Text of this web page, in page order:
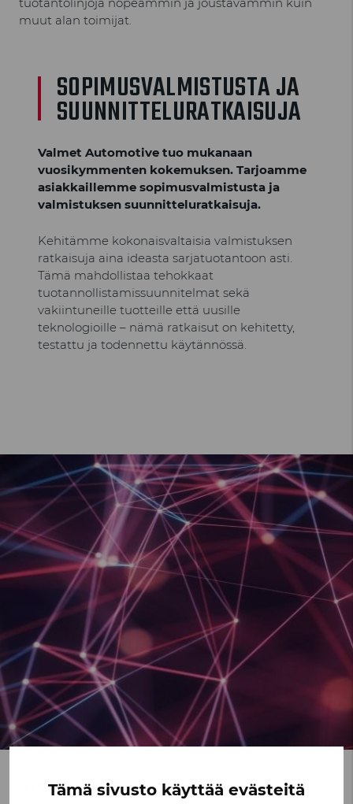
Tämä sivusto käyttää evästeitä
muut alan toimijat.
SOPIMUSVALMISTUSTA JA
SUUNNITTELURATKAISUJA
Valmet Automotive tuo mukanaan
vuosikymmenten kokemuksen. Tarjoamme
asiakkaillemme sopimusvalmistusta ja
valmistuksen suunnitteluratkaisuja.
Kehitämme kokonaisvaltaisia valmistuksen
ratkaisuja aina ideasta sarjatuotantoon asti.
Tämä mahdollistaa tehokkaat
tuotannollistamissuunnitelmat sekä
vakiintuneille tuotteille että uusille
teknologioille – nämä ratkaisut on kehitetty,
testattu ja todennettu käytännössä.
AJONEUVOJEN SOPIMUSVALMISTUS: